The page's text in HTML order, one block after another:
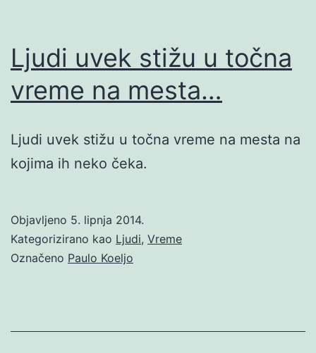
Ljudi uvek stižu u točna
vreme na mesta…
Ljudi uvek stižu u točna vreme na mesta na
kojima ih neko čeka.
Objavljeno 5. lipnja 2014.
Kategorizirano kao Ljudi, Vreme
Označeno Paulo Koeljo